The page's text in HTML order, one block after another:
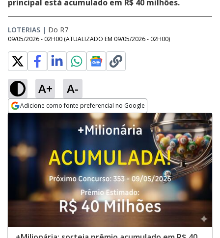
principal está acumulado em R$ 40 milhões.
LOTERIAS | Do R7
09/05/2026 - 02H00 (ATUALIZADO EM 09/05/2026 - 02H00)
A+ A-
Adicione como fonte preferencial no Google
Opens in new window